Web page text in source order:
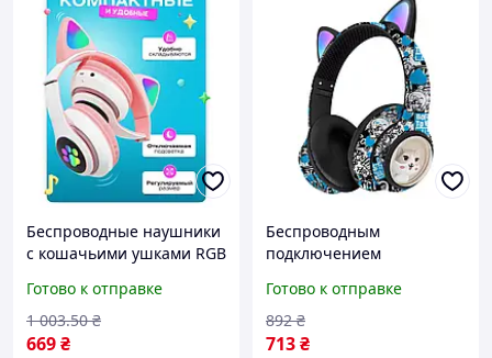
Беспроводные наушники
с кошачьими ушками RGB
Bluetooth 5.0 для
студентов и молодежи
SPICY
Готово к отправке
669₴
1 003.50 ₴
Беспроводным
подключением
стиле граффити с ушками
AKZ-37 Bluetooth Led
magic
Готово к отправке
713₴
892 ₴